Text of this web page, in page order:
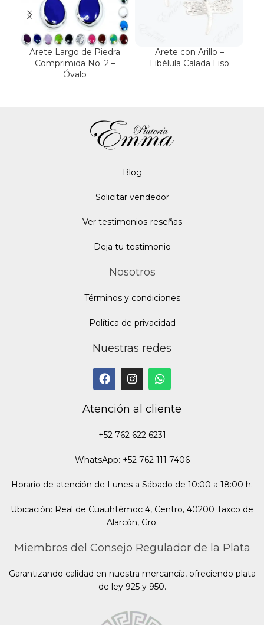
Arete Largo de Piedra
Comprimida No. 2 –
Óvalo
Arete con Arillo –
Libélula Calada Liso
Blog
Solicitar vendedor
Ver testimonios-reseñas
Deja tu testimonio
Nosotros
Términos y condiciones
Política de privacidad
Nuestras redes
Atención al cliente
+52 762 622 6231
WhatsApp: +52 762 111 7406
Horario de atención de Lunes a Sábado de 10:00 a 18:00 h.
Ubicación: Real de Cuauhtémoc 4, Centro, 40200 Taxco de
Alarcón, Gro.
Miembros del Consejo Regulador de la Plata
Garantizando calidad en nuestra mercancía, ofreciendo plata
de ley 925 y 950.